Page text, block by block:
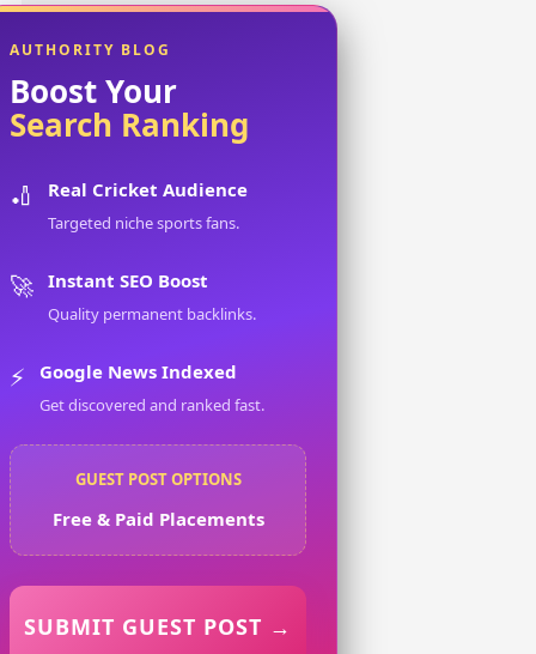
AUTHORITY BLOG
Boost Your
Search Ranking
🏏 Real Cricket Audience
Targeted niche sports fans.
🚀 Instant SEO Boost
Quality permanent backlinks.
⚡ Google News Indexed
Get discovered and ranked fast.
GUEST POST OPTIONS
Free & Paid Placements
SUBMIT GUEST POST →